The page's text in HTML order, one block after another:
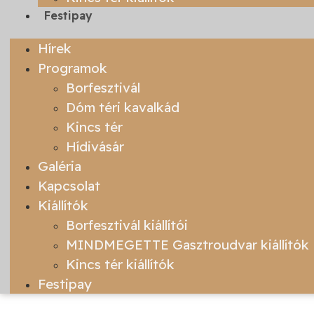
Festipay
Hírek
Programok
Borfesztivál
Dóm téri kavalkád
Kincs tér
Hídivásár
Galéria
Kapcsolat
Kiállítók
Borfesztivál kiállítói
MINDMEGETTE Gasztroudvar kiállítók
Kincs tér kiállítók
Festipay